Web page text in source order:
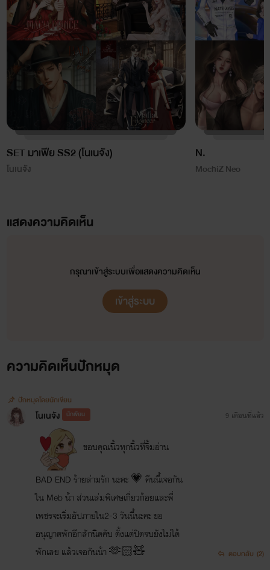
_____________
SET มาเฟีย SS2 (โนเนจัง)
โนเนจัง
N.
MochiZ Neo
แสดงความคิดเห็น
กรุณาเข้าสู่ระบบเพื่อแสดงความคิดเห็น
เข้าสู่ระบบ
ความคิดเห็นปักหมุด
ปักหมุดโดยนักเขียน
โนเนจัง นักเขียน
ขอบคุณนิ้วทุกนิ้วที่จิ้มอ่าน
BAD END ร้ายล่ามรัก นะคะ 💗 คืนนี้เจอกัน
ใน Meb น้า ส่วนเล่มพิเศษเกี่ยวก้อยและพี่
เพชรจะเริ่มอัปภายใน2-3 วันนี้นะคะ ขอ
อนุญาตพักอีกสักนิดคับ ตั้งแต่ปิดจบยังไม่ได้
พักเลย แล้วเจอกันน้า 🫶🏻🧸
9 เดือนที่แล้ว
ตอบกลับ (2)